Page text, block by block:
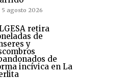
5 agosto 2026
retira
de
y
de
incívica en La